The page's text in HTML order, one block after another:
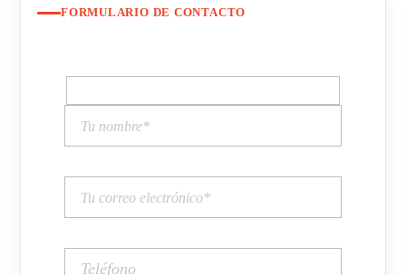
FORMULARIO DE CONTACTO